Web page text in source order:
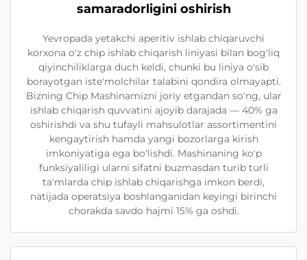
samaradorligini oshirish
Yevropada yetakchi aperitiv ishlab chiqaruvchi
korxona o'z chip ishlab chiqarish liniyasi bilan bog'liq
qiyinchiliklarga duch keldi, chunki bu liniya o'sib
borayotgan iste'molchilar talabini qondira olmayapti.
Bizning Chip Mashinamizni joriy etgandan so'ng, ular
ishlab chiqarish quvvatini ajoyib darajada — 40% ga
oshirishdi va shu tufayli mahsulotlar assortimentini
kengaytirish hamda yangi bozorlarga kirish
imkoniyatiga ega bo'lishdi. Mashinaning ko'p
funksiyaliligi ularni sifatni buzmasdan turib turli
ta'mlarda chip ishlab chiqarishga imkon berdi,
natijada operatsiya boshlanganidan keyingi birinchi
chorakda savdo hajmi 15% ga oshdi.